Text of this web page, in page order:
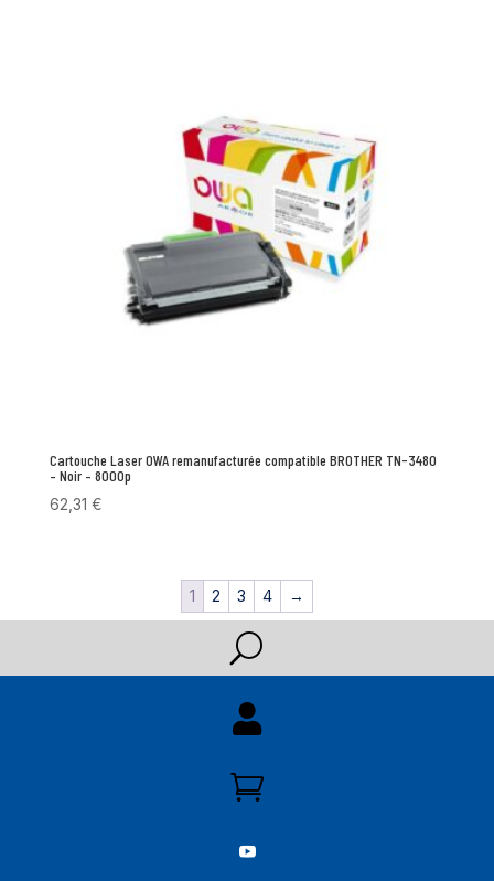
Cartouche Laser OWA remanufacturée compatible BROTHER TN-3480
– Noir – 8000p
62,31 €
1 2 3 4 →
U


